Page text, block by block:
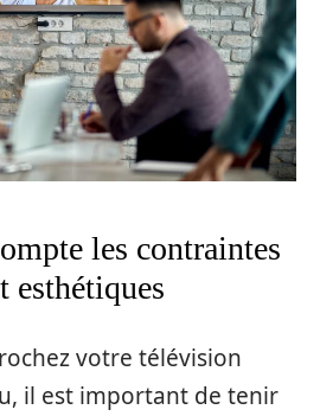
les contraintes
esthétiques
votre télévision
il est important de tenir